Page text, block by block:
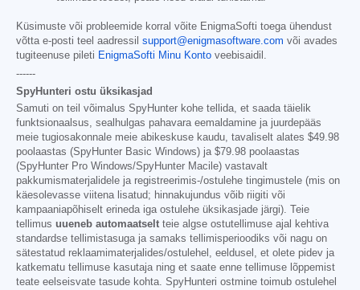
Küsimuste või probleemide korral võite EnigmaSofti toega ühendust
võtta e-posti teel aadressil support@enigmasoftware.com või avades
tugiteenuse pileti EnigmaSofti Minu Konto veebisaidil.
------
SpyHunteri ostu üksikasjad
Samuti on teil võimalus SpyHunter kohe tellida, et saada täielik
funktsionaalsus, sealhulgas pahavara eemaldamine ja juurdepääs
meie tugiosakonnale meie abikeskuse kaudu, tavaliselt alates $49.98
poolaastas (SpyHunter Basic Windows) ja $79.98 poolaastas
(SpyHunter Pro Windows/SpyHunter Macile) vastavalt
pakkumismaterjalidele ja registreerimis-/ostulehe tingimustele (mis on
käesolevasse viitena lisatud; hinnakujundus võib riigiti või
kampaaniapõhiselt erineda iga ostulehe üksikasjade järgi). Teie
tellimus uueneb automaatselt teie algse ostutellimuse ajal kehtiva
standardse tellimistasuga ja samaks tellimisperioodiks või nagu on
sätestatud reklaamimaterjalides/ostulehel, eeldusel, et olete pidev ja
katkematu tellimuse kasutaja ning et saate enne tellimuse lõppemist
teate eelseisvate tasude kohta. SpyHunteri ostmine toimub ostulehel